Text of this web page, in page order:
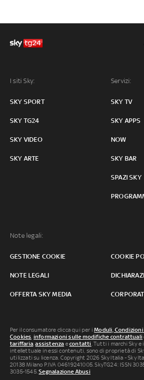
I siti Sky:
SKY SPORT
SKY TG24
SKY VIDEO
SKY ARTE
Servizi:
SKY TV
SKY APPS
NOW
SKY BAR
SPAZI SKY
Note legali:
GESTIONE COOKIE COOKIE
NOTE LEGALI
OFFERTA SKY MEDIA
Per il consumatore clicca qui per iModuli,
Cookies, informazioni sulle modifiche contrattuali
tariffaria,assistenza econtatti. Tutti i marchi Sky
intellettuale in essi contenuti, sono di proprietà di
utilizzati su licenza. Copyright 2026 Sky Italia - Sky
20138 Milano P.IVA 04619241005. SkyTG24: ISSN
3035-1545.Segnalazione Abusi